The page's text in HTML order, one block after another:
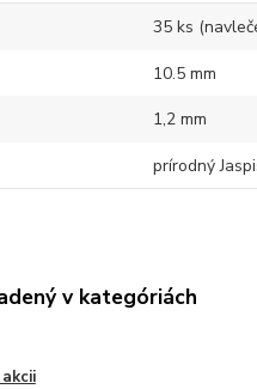
35 ks
10.5 mm
1,2 mm
prírodný
v kategóriách